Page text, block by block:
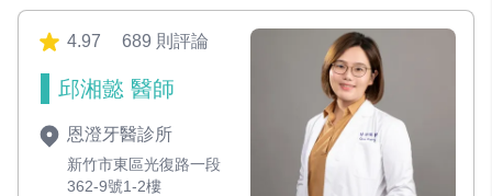
4.97 689 則評論
邱湘懿 醫師
恩澄牙醫診所
新竹市東區光復路一段
362-9號1-2樓